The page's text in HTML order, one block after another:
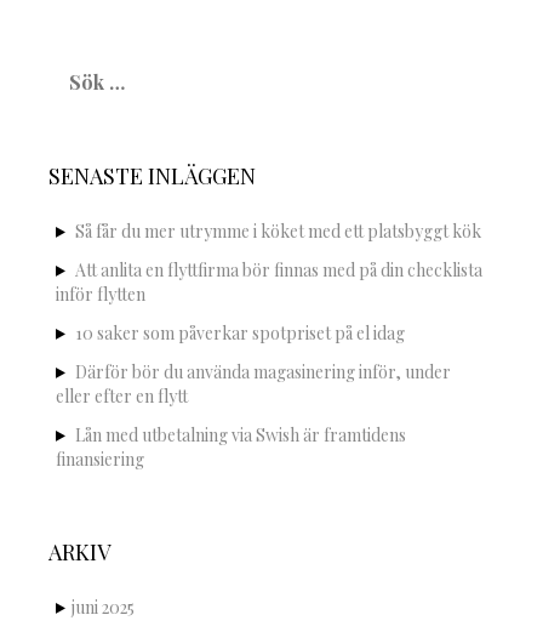
efter:
SENASTE INLÄGGEN
Så får du mer utrymme i köket med ett platsbyggt kök
Att anlita en flyttfirma bör finnas med på din checklista
inför flytten
10 saker som påverkar spotpriset på el idag
Därför bör du använda magasinering inför, under
eller efter en flytt
Lån med utbetalning via Swish är framtidens
finansiering
ARKIV
juni 2025